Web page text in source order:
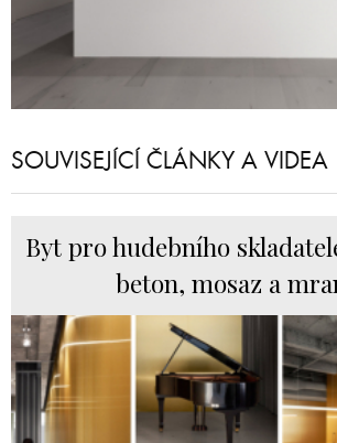
SOUVISEJÍCÍ ČLÁNKY A VIDEA
Byt pro hudebního
beton, mosaz a